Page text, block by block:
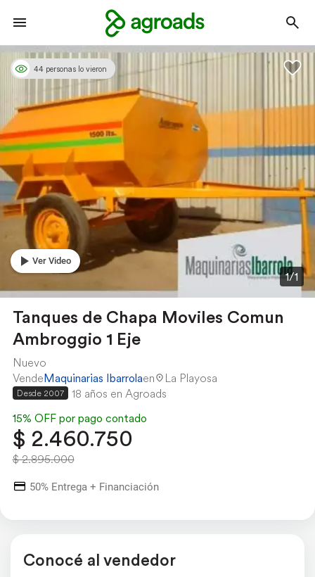
Ver Video
1/1
44 personas lo vieron
Tanques de Chapa Moviles Comun
Ambroggio 1 Eje
Nuevo
VendeMaquinarias Ibarrolaen La Playosa
Desde 2007
18 años en Agroads
15% OFF por pago contado
$ 2.460.750
$ 2.895.000
50% Entrega + Financiación
Conocé al vendedor